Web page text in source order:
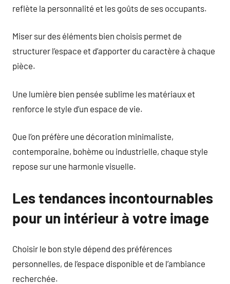
reflète la personnalité et les goûts de ses occupants.
Miser sur des éléments bien choisis permet de
structurer l’espace et d’apporter du caractère à chaque
pièce.
Une lumière bien pensée sublime les matériaux et
renforce le style d’un espace de vie.
Que l’on préfère une décoration minimaliste,
contemporaine, bohème ou industrielle, chaque style
repose sur une harmonie visuelle.
Les tendances incontournables
pour un intérieur à votre image
Choisir le bon style dépend des préférences
personnelles, de l’espace disponible et de l’ambiance
recherchée.